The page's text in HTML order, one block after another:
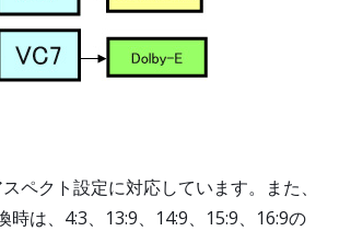
ペクト設定に対応しています。また、
時は、4:3、13:9、14:9、15:9、16:9の